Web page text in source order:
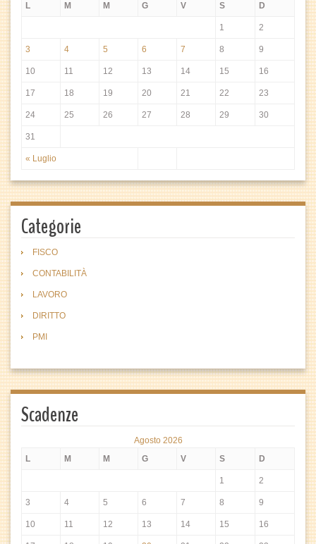
L
M M G V S D
« Luglio
1 2
3 4 5 6 7 8 9
10 11 12 13 14 15 16
17 18 19 20 21 22 23
24 25 26 27 28 29 30
31
Categorie
FISCO
CONTABILITÀ
LAVORO
DIRITTO
PMI
Scadenze
Agosto 2026
L
M M G V S D
1 2
3 4 5 6 7 8 9
10 11 12 13 14 15 16